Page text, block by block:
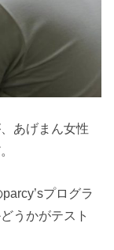
あげまん女性
プログラ
うかがテスト